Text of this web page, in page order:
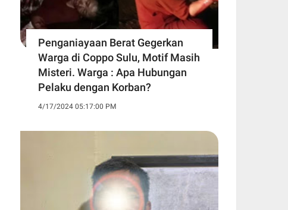
Penganiayaan Berat Gegerkan
Warga di Coppo Sulu, Motif Masih
Misteri. Warga : Apa Hubungan
Pelaku dengan Korban?
4/17/2024 05:17:00 PM